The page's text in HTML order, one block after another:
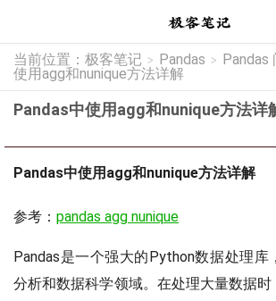
当前位置： 极客笔记 > Pandas > Pandas
使用agg和nunique方法详解
Pandas中使用agg和nunique方法详
Pandas中使用agg和nunique方法详解
参考： pandas agg nunique
Pandas是一个强大的Python数据处理库
分析和数据科学领域。在处理大量数据